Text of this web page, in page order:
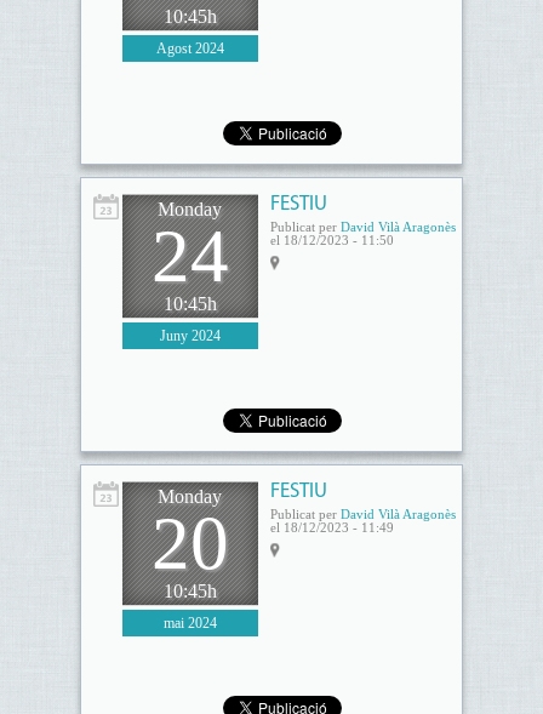
10:45h
Agost 2024
Monday
24
10:45h
Juny 2024
FESTIU
Publicat per David Vilà Aragonès
el 18/12/2023 - 11:50
Monday
20
10:45h
mai 2024
FESTIU
Publicat per David Vilà Aragonès
el 18/12/2023 - 11:49